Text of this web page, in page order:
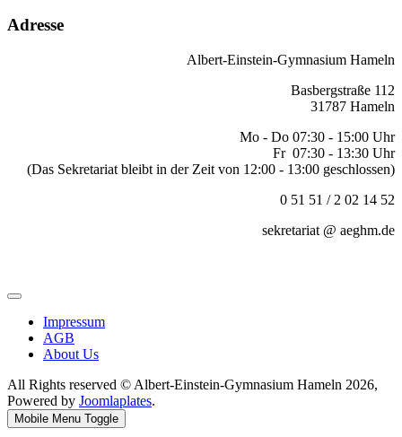
Adresse
Albert-Einstein-Gymnasium Hameln
Basbergstraße 112
31787 Hameln
Mo - Do 07:30 - 15:00 Uhr
Fr 07:30 - 13:30 Uhr
(Das Sekretariat bleibt in der Zeit von 12:00 - 13:00 geschlossen)
0 51 51 / 2 02 14 52
sekretariat @ aeghm.de
Impressum
AGB
About Us
All Rights reserved © Albert-Einstein-Gymnasium Hameln 2026,
Powered by Joomlaplates.
Mobile Menu Toggle